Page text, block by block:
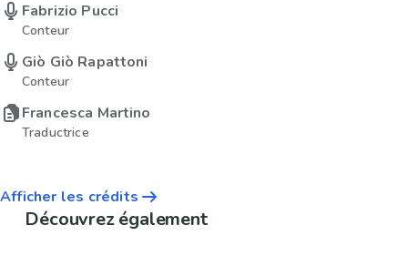
Fabrizio Pucci
Conteur
Giò Giò Rapattoni
Conteur
Francesca Martino
Traductrice
Afficher les crédits
Découvrez également